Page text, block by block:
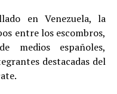
en Venezuela, la
entre los escombros,
medios españoles,
destacadas del